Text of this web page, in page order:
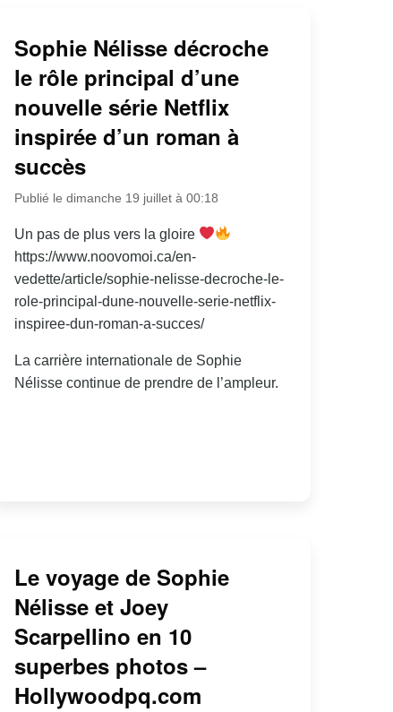
Sophie Nélisse décroche
le rôle principal d’une
nouvelle série Netflix
inspirée d’un roman à
succès
Publié le dimanche 19 juillet à 00:18
Un pas de plus vers la gloire
https://www.noovomoi.ca/en-
vedette/article/sophie-nelisse-decroche-le-
role-principal-dune-nouvelle-serie-netflix-
inspiree-dun-roman-a-succes/
La carrière internationale de Sophie
Nélisse continue de prendre de l’ampleur.
Le voyage de Sophie
Nélisse et Joey
Scarpellino en 10
superbes photos –
Hollywoodpq.com